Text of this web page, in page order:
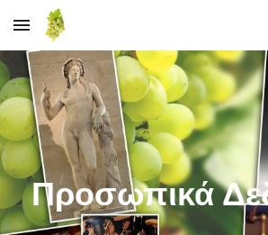
Skip to main content
Προσωπικά